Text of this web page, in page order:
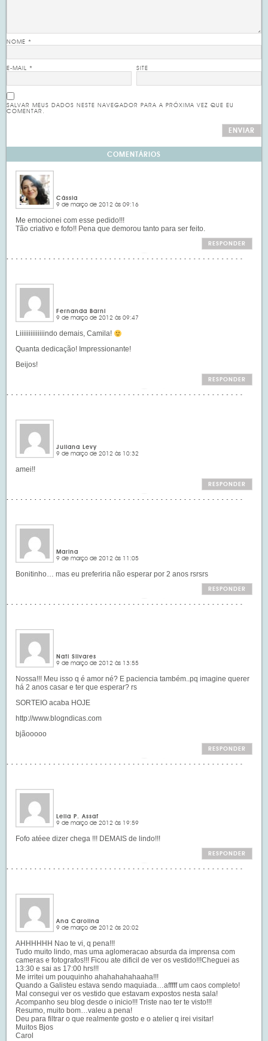
NOME*
E-MAIL* SITE
SALVAR MEUS DADOS NESTE NAVEGADOR PARA A PRÓXIMA VEZ QUE EU
COMENTAR.
COMENTÁRIOS
Cássia
9 de março de 2012 às 09:16
Me emocionei com esse pedido!!!
Tão criativo e fofo!! Pena que demorou tanto para ser feito.
RESPONDER
Fernanda Barni
9 de março de 2012 às 09:47
Liiiiiiiiiiiiiindo demais, Camila!
Quanta dedicação! Impressionante!
Beijos!
RESPONDER
Juliana Levy
9 de março de 2012 às 10:32
amei!!
RESPONDER
Marina
9 de março de 2012 às 11:05
Bonitinho… mas eu preferiria não esperar por 2 anos rsrsrs
RESPONDER
Nati Silvares
9 de março de 2012 às 13:55
Nossa!!! Meu isso q é amor né? E paciencia também..pq imagine querer
há 2 anos casar e ter que esperar? rs
SORTEIO acaba HOJE
http://www.blogndicas.com
bjãooooo
RESPONDER
Leila P. Assaf
9 de março de 2012 às 19:59
Fofo atéee dizer chega !!! DEMAIS de lindo!!!
RESPONDER
Ana Carolina
9 de março de 2012 às 20:02
AHHHHHH Nao te vi, q pena!!!
Tudo muito lindo, mas uma aglomeracao absurda da imprensa com
cameras e fotografos!!! Ficou ate dificil de ver os vestido!!!Cheguei as
13:30 e sai as 17:00 hrs!!!
Me irritei um pouquinho ahahahahahaaha!!!
Quando a Galisteu estava sendo maquiada…afffff um caos completo!
Mal consegui ver os vestido que estavam expostos nesta sala!
Acompanho seu blog desde o inicio!!! Triste nao ter te visto!!!
Resumo, muito bom…valeu a pena!
Deu para filtrar o que realmente gosto e o atelier q irei visitar!
Muitos Bjos
Carol